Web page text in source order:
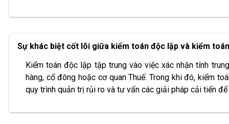
Sự khác biệt cốt lõi giữa kiểm toán độc lập và kiểm
Kiểm toán độc lập tập trung vào việc xác nhận tính
hàng, cổ đông hoặc cơ quan Thuế. Trong khi đó, kiểm
quy trình quản trị rủi ro và tư vấn các giải pháp cải tiến